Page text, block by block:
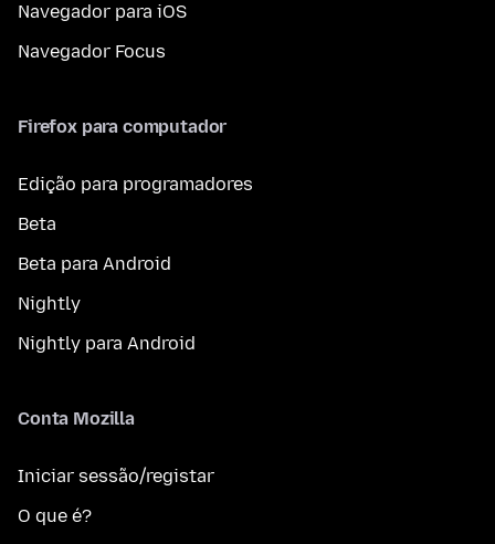
Navegador para iOS
Navegador Focus
Firefox para computador
Edição para programadores
Beta
Beta para Android
Nightly
Nightly para Android
Conta Mozilla
Iniciar sessão/registar
O que é?